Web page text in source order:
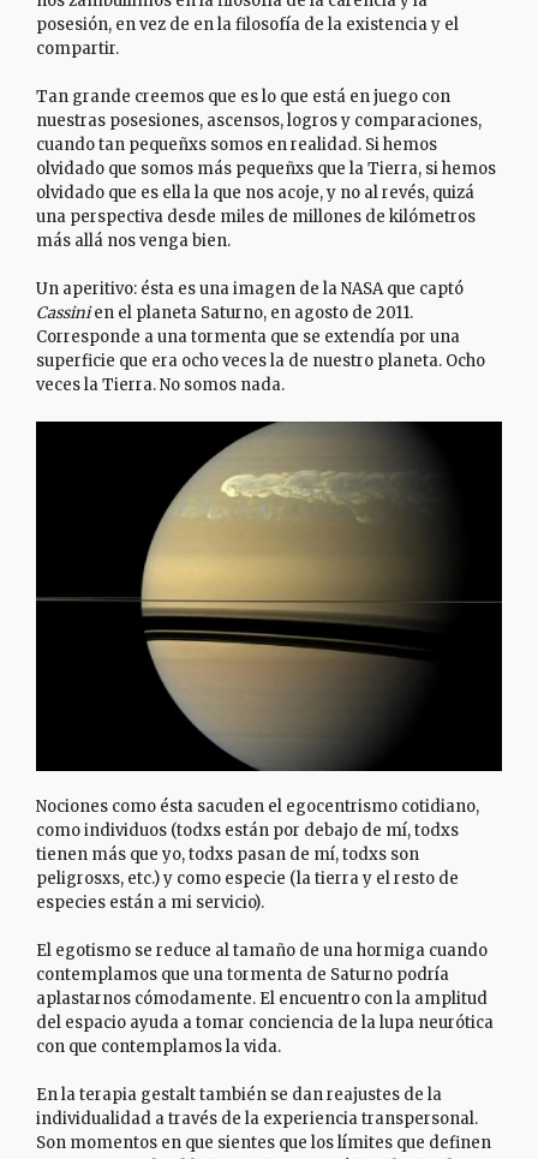
posesión, en vez de en la filosofía de la existencia y el
compartir.
Tan grande creemos que es lo que está en juego con
nuestras posesiones, ascensos, logros y comparaciones,
cuando tan pequeñxs somos en realidad. Si hemos
olvidado que somos más pequeñxs que la Tierra, si hemos
olvidado que es ella la que nos acoje, y no al revés, quizá
una perspectiva desde miles de millones de kilómetros
más allá nos venga bien.
Un aperitivo: ésta es una imagen de la NASA que captó
Cassinien el planeta Saturno, en agosto de 2011.
Corresponde a una tormenta que se extendía por una
superficie que era ocho veces la de nuestro planeta. Ocho
veces la Tierra. No somos nada.
Nociones como ésta sacuden el egocentrismo cotidiano,
como individuos (todxs están por debajo de mí, todxs
tienen más que yo, todxs pasan de mí, todxs son
peligrosxs, etc.) y como especie (la tierra y el resto de
especies están a mi servicio).
El egotismo se reduce al tamaño de una hormiga cuando
contemplamos que una tormenta de Saturno podría
aplastarnos cómodamente. El encuentro con la amplitud
del espacio ayuda a tomar conciencia de la lupa neurótica
con que contemplamos la vida.
En la terapia gestalt también se dan reajustes de la
individualidad a través de la experiencia transpersonal.
Son momentos en que sientes que los límites que definen